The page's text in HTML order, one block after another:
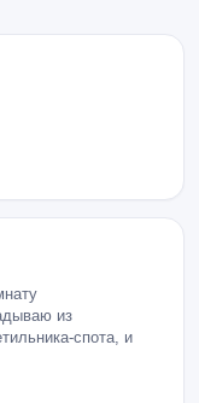
из
спота, и